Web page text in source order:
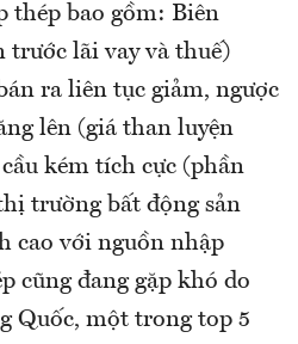
thép bao gồm: Biên
lãi vay và thuế)
ra liên tục giảm, ngược
lên (giá than luyện
kém tích cực (phần
trường bất động sản
cao với nguồn nhập
cũng đang gặp khó do
Quốc, một trong top 5